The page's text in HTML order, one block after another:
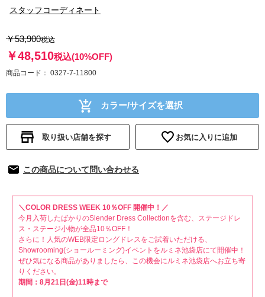
スタッフコーディネート
￥53,900税込
￥48,510税込(10%OFF)
商品コード 0327-7-11800
カラー/サイズを選択
取り扱い店舗を探す お気に入りに追加
この商品について問い合わせる
＼COLOR DRESS WEEK 10％OFF 開催中！／
今月入荷したばかりのSlender Dress Collectionを含む、ステージドレ
ス・ステージ小物が全品10％OFF！
さらに！人気のWEB限定ロングドレスをご試着いただける、
Showrooming(ショールーミング)イベントをルミネ池袋店にて開催中！
ぜひ気になる商品がありましたら、この機会にルミネ池袋店へお立ち寄
りください。
期間：8月21日(金)11時まで